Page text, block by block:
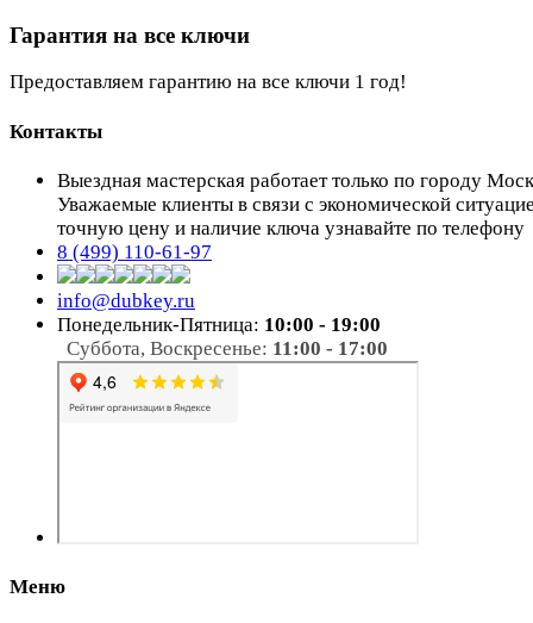
Гарантия на все ключи
Предоставляем гарантию на все ключи 1 год!
Контакты
Выездная мастерская работает только по городу
Уважаемые клиенты в связи с экономической
точную цену и наличие ключа узнавайте по телефону
8 (499) 110-61-97
info@dubkey.ru
Понедельник-Пятница: 10:00 - 19:00
Суббота, Воскресенье: 11:00 - 17:00
Меню